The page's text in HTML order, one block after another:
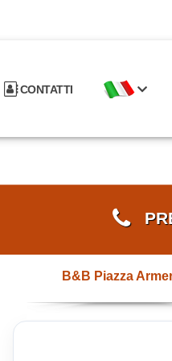
CONTATTI
B&B Piazza